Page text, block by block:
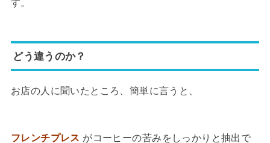
す。
どう違うのか？
お店の人に聞いたところ、簡単に言うと、
フレンチプレス がコーヒーの苦みをしっかりと抽出で